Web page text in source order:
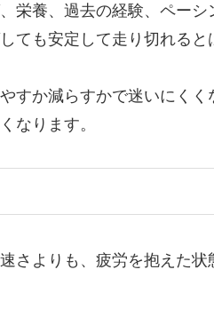
栄養、過去の経験、ペーシ
ても安定して走り切れると
すか減らすかで迷いにくく
なります。
さよりも、疲労を抱えた状